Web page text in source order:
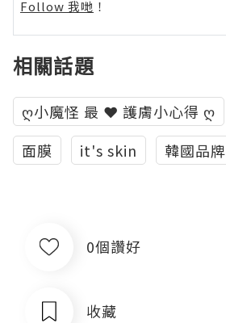
Follow 我哋 ！
相關話題
ღ小魔怪 最 ❤ 護膚小心得 ღ
面膜
it's skin 韓國品牌
0個讚好
收藏